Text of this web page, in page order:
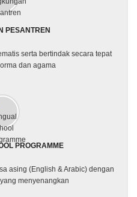
PESANTREN
serta bertindak secara tepat
dan agama
PROGRAMME
asing (English & Arabic) dengan
menyenangkan